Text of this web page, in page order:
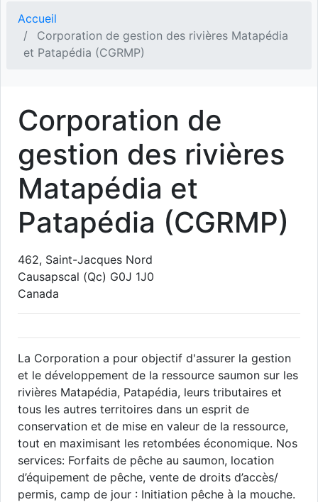
Accueil
Corporation de gestion des rivières Matapédia
et Patapédia (CGRMP)
Corporation de
gestion des rivières
Matapédia et
Patapédia (CGRMP)
462, Saint-Jacques Nord
Causapscal (Qc) G0J 1J0
Canada
La Corporation a pour objectif d'assurer la gestion
et le développement de la ressource saumon sur les
rivières Matapédia, Patapédia, leurs tributaires et
tous les autres territoires dans un esprit de
conservation et de mise en valeur de la ressource,
tout en maximisant les retombées économique. Nos
services: Forfaits de pêche au saumon, location
d’équipement de pêche, vente de droits d’accès/
permis, camp de jour : Initiation pêche à la mouche.